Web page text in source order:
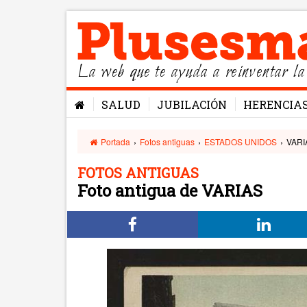
La web que te ayuda a reinventar
SALUD JUBILACIÓN
Portada › Fotos antiguas › ESTADOS UNIDOS ›
FOTOS ANTIGUAS
Foto antigua de VARIAS